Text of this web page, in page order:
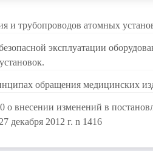
и трубопроводов атомных
эксплуатации
обращения медицинских
о внесении изменений в
декабря 2012 г. n 1416